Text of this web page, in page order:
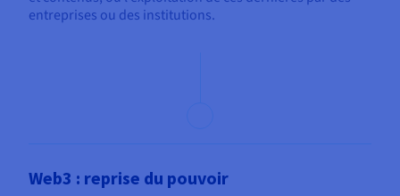
entreprises ou des institutions.
Web3 : reprise du pouvoir